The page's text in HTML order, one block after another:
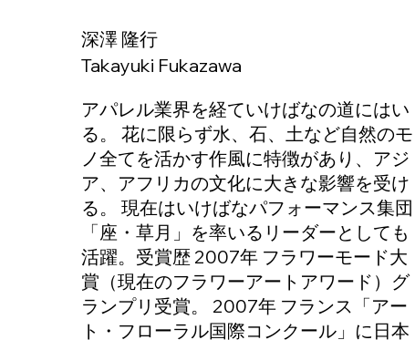
深澤 隆行
Takayuki Fukazawa
アパレル業界を経ていけばなの道にはい
る。 花に限らず水、石、土など自然のモ
ノ全てを活かす作風に特徴があり、アジ
ア、アフリカの文化に大きな影響を受け
る。 現在はいけばなパフォーマンス集団
「座・草月」を率いるリーダーとしても
活躍。受賞歴 2007年 フラワーモード大
賞（現在のフラワーアートアワード）グ
ランプリ受賞。 2007年 フランス「アー
ト・フローラル国際コンクール」に日本